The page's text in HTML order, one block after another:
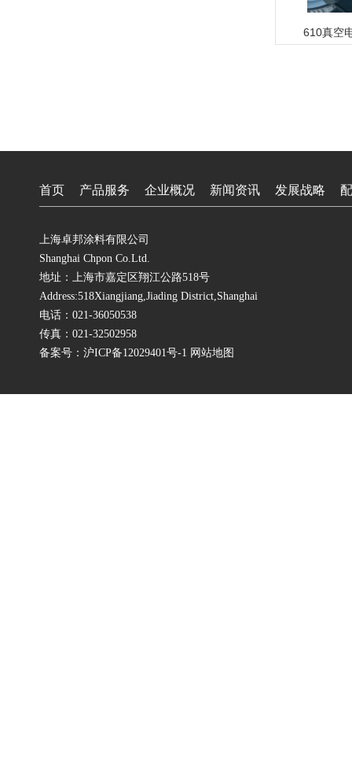
610真空
首页 产品服务 企业概况 新闻资讯 发展战略
上海卓邦涂料有限公司
Shanghai Chpon Co.Ltd.
地址：上海市嘉定区翔江公路518号
Address:518Xiangjiang,Jiading District,Shanghai
电话：021-36050538
传真：021-32502958
备案号： 沪ICP备12029401号-1 网站地图